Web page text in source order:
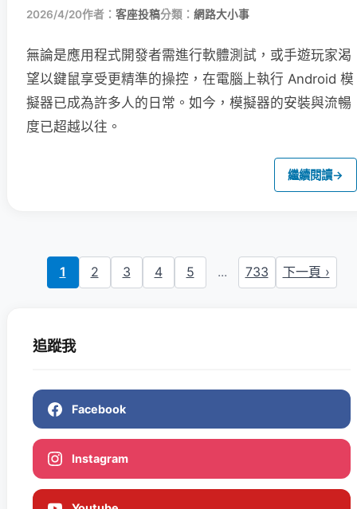
2026/4/20作者： 客座投稿分類： 網路大小事
無論是應用程式開發者需進行軟體測試，或手遊玩家渴
望以鍵鼠享受更精準的操控，在電腦上執行 Android 模
擬器已成為許多人的日常。如今，模擬器的安裝與流暢
度已超越以往。
繼續閱讀→
1 2 3 4 5 ... 733 下一頁 ›
追蹤我
Facebook
Instagram